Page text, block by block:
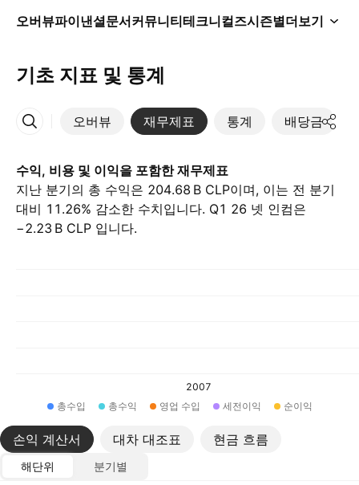
오버뷰파이낸셜문서커뮤니티테크니컬즈시즌별더보기
기초 지표 및 통계
오버뷰 재무제표 통계 배당금
More
수익, 비용 및 이익을 포함한 재무제표
지난 분기의 총 수익은 ‪204.68 B‬ CLP이며, 이는 전 분기
대비 11.26% 감소한 수치입니다. Q1 26 넷 인컴은
‪−2.23 B‬ CLP 입니다.
2007
총수입
총수익 영업 수입 세전이익 순이익
손익 계산서 대차 대조표 현금 흐름
해단위
분기별